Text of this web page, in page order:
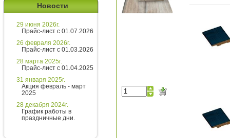
Новости
29 июня 2026г.
Прайс-лист с 01.07.2026
26 февраля 2026г.
Прайс-лист с 01.03.2026
28 марта 2025г.
Прайс-лист с 01.04.2025
31 января 2025г.
Акция февраль - март
2025
28 декабря 2024г.
График работы в
праздничные дни.
Введите сообщение
Екатерина
Здравствуйте!